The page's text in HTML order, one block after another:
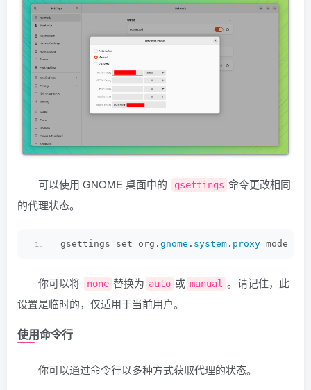
可以使用 GNOME 桌面中的 gsettings 命令更改相同
的代理状态。
gsettings set org. gnome . system . proxy mode
你可以将 none 替换为 auto 或 manual 。请记住，此
设置是临时的，仅适用于当前用户。
使用命令行
你可以通过命令行以多种方式获取代理的状态。